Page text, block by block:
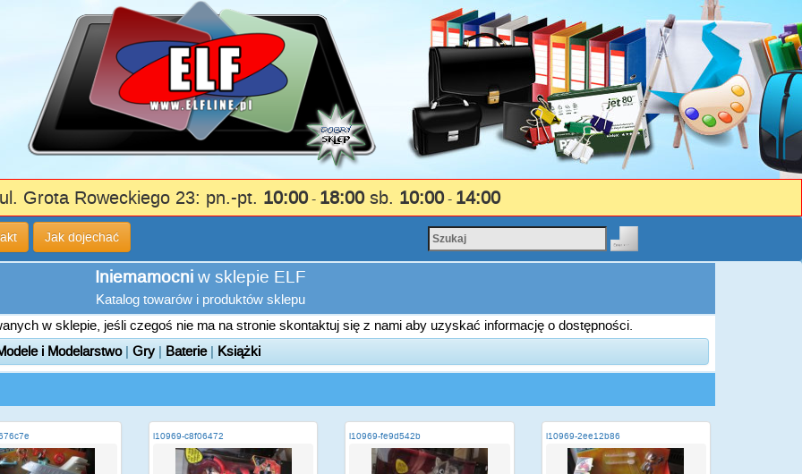
Grota Roweckiego 23: pn.-pt. 10:00- 18:00sb. 10:00- 14:00
Jak dojechać
Iniemamocni w sklepie ELF
Katalog towarów i produktów sklepu
w sklepie, jeśli czegoś nie ma na stronie skontaktuj się z nami aby uzyskać informację o dostępności.
i Modelarstwo| Gry | Baterie| Książki
i10969-c8f06472 i10969-fe9d542b i10969-2ee12b86